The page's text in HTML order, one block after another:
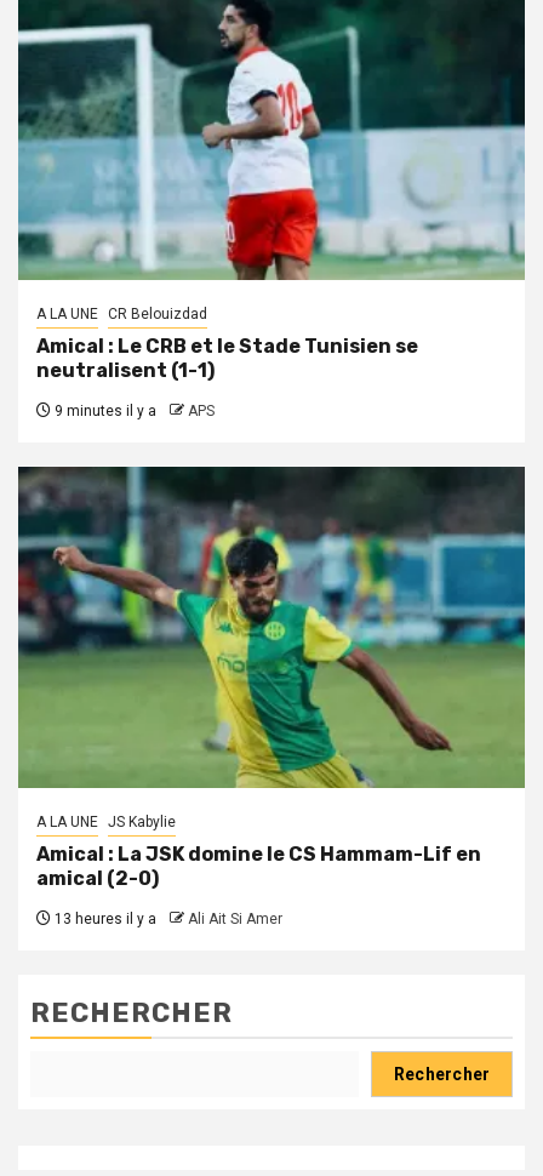
A LA UNE CR Belouizdad
Amical : Le CRB et le Stade Tunisien se
neutralisent (1-1)
9 minutes il y a APS
A LA UNE JS Kabylie
Amical : La JSK domine le CS Hammam-Lif en
amical (2-0)
13 heures il y a Ali Ait Si Amer
RECHERCHER
Rechercher